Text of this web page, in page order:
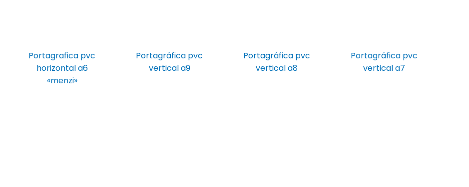
Portagrafica pvc
horizontal a6
«menzi»
Portagráfica pvc
vertical a9
Portagráfica pvc
vertical a8
Portagráfica pvc
vertical a7